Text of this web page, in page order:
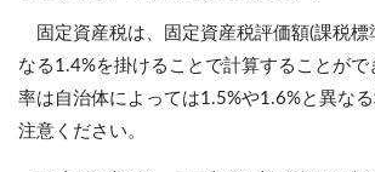
固定資産税は、固定資産税評価額(課税標
なる1.4%を掛けることで計算することが
率は自治体によっては1.5%や1.6%と異な
注意ください。